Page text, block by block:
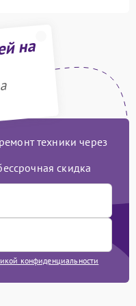
на
техники через
скидка
конфиденциальности